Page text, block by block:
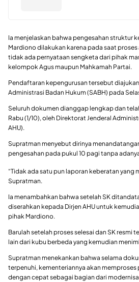
Ia menjelaskan bahwa pengesahan struktur
Mardiono dilakukan karena pada saat
tidak ada pernyataan sengketa dari pihak
kelompok Agus maupun Mahkamah Partai.
Pendaftaran kepengurusan tersebut
Administrasi Badan Hukum (SABH) pada
Seluruh dokumen dianggap lengkap dan
Rabu (1/10), oleh Direktorat Jenderal
AHU).
Supratman menyebut dirinya
pengesahan pada pukul 10 pagi tanpa
“Tidak ada satu pun laporan keberatan yang
Supratman.
Ia menambahkan bahwa setelah SK
diserahkan kepada Dirjen AHU untuk
pihak Mardiono.
Barulah setelah proses selesai dan SK resmi
lain dari kubu berbeda yang kemudian
Supratman menekankan bahwa selama
terpenuhi, kementeriannya akan memproses
dengan cepat sebagai bagian dari